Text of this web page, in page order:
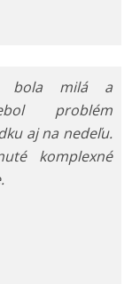
bola milá a
problém
aj na nedeľu.
komplexné